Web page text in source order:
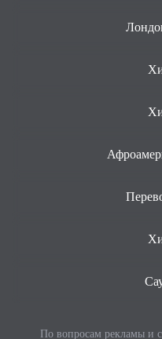
По вопросам рекламы и